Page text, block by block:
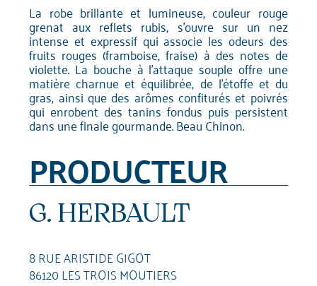
La robe brillante et lumineuse, couleur rouge
grenat aux reflets rubis, s'ouvre sur un nez
intense et expressif qui associe les odeurs des
fruits rouges (framboise, fraise) à des notes de
violette. La bouche à l'attaque souple offre une
matière charnue et équilibrée, de l'étoffe et du
gras, ainsi que des arômes confiturés et poivrés
qui enrobent des tanins fondus puis persistent
dans une finale gourmande. Beau Chinon.
PRODUCTEUR
G. HERBAULT
8 RUE ARISTIDE GIGOT
86120 LES TROIS MOUTIERS